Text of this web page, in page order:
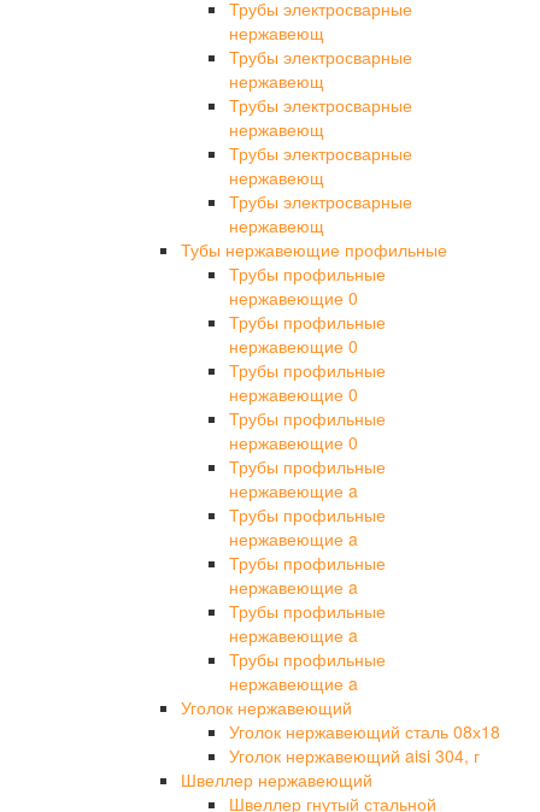
Трубы электросварные
нержавеющ
Трубы электросварные
нержавеющ
Трубы электросварные
нержавеющ
Трубы электросварные
нержавеющ
Трубы электросварные
нержавеющ
Тубы нержавеющие профильные
Трубы профильные
нержавеющие 0
Трубы профильные
нержавеющие 0
Трубы профильные
нержавеющие 0
Трубы профильные
нержавеющие 0
Трубы профильные
нержавеющие a
Трубы профильные
нержавеющие a
Трубы профильные
нержавеющие a
Трубы профильные
нержавеющие a
Трубы профильные
нержавеющие a
Уголок нержавеющий
Уголок нержавеющий сталь 08х18
Уголок нержавеющий aisi 304, г
Швеллер нержавеющий
Швеллер гнутый стальной